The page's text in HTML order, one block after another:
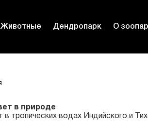
Животные Дендропарк О
в природе
в тропических водах Индийского и